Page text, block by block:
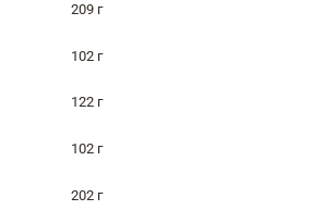
209 г
102 г
122 г
102 г
202 г